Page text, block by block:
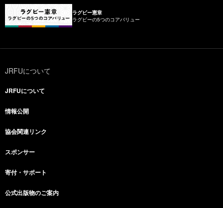
ラグビー憲章
ラグビーの5つのコアバリュー
JRFUについて
JRFUについて
情報公開
協会関連リンク
スポンサー
寄付・サポート
公式出版物のご案内